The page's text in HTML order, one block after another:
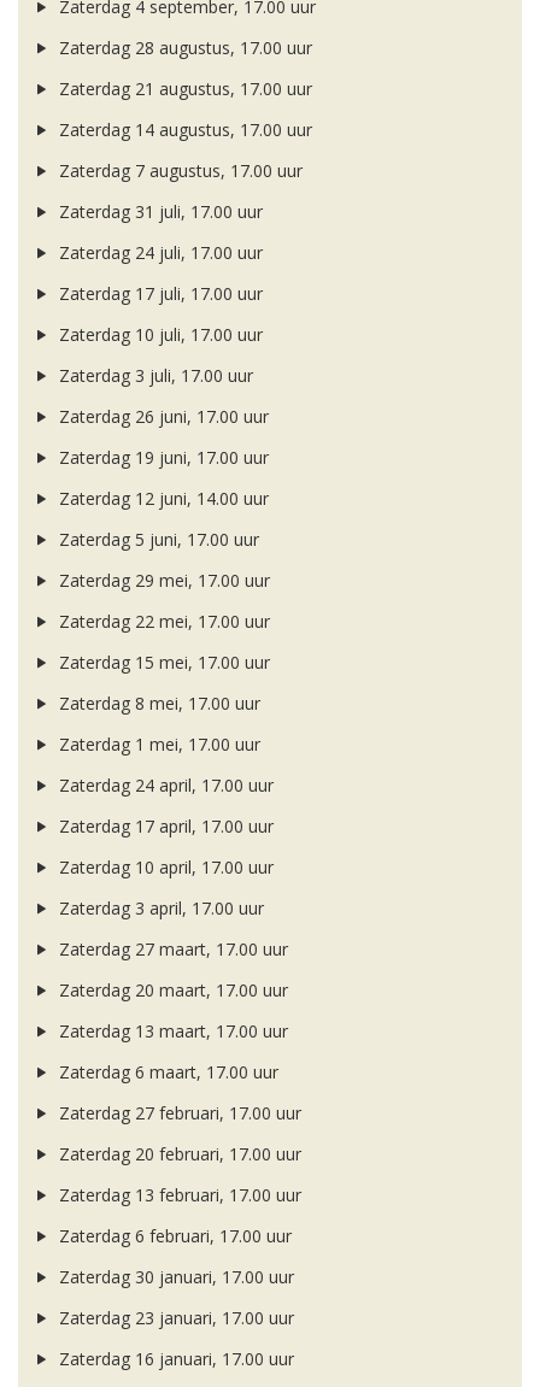
Zaterdag 4 september, 17.00 uur
Zaterdag 28 augustus, 17.00 uur
Zaterdag 21 augustus, 17.00 uur
Zaterdag 14 augustus, 17.00 uur
Zaterdag 7 augustus, 17.00 uur
Zaterdag 31 juli, 17.00 uur
Zaterdag 24 juli, 17.00 uur
Zaterdag 17 juli, 17.00 uur
Zaterdag 10 juli, 17.00 uur
Zaterdag 3 juli, 17.00 uur
Zaterdag 26 juni, 17.00 uur
Zaterdag 19 juni, 17.00 uur
Zaterdag 12 juni, 14.00 uur
Zaterdag 5 juni, 17.00 uur
Zaterdag 29 mei, 17.00 uur
Zaterdag 22 mei, 17.00 uur
Zaterdag 15 mei, 17.00 uur
Zaterdag 8 mei, 17.00 uur
Zaterdag 1 mei, 17.00 uur
Zaterdag 24 april, 17.00 uur
Zaterdag 17 april, 17.00 uur
Zaterdag 10 april, 17.00 uur
Zaterdag 3 april, 17.00 uur
Zaterdag 27 maart, 17.00 uur
Zaterdag 20 maart, 17.00 uur
Zaterdag 13 maart, 17.00 uur
Zaterdag 6 maart, 17.00 uur
Zaterdag 27 februari, 17.00 uur
Zaterdag 20 februari, 17.00 uur
Zaterdag 13 februari, 17.00 uur
Zaterdag 6 februari, 17.00 uur
Zaterdag 30 januari, 17.00 uur
Zaterdag 23 januari, 17.00 uur
Zaterdag 16 januari, 17.00 uur